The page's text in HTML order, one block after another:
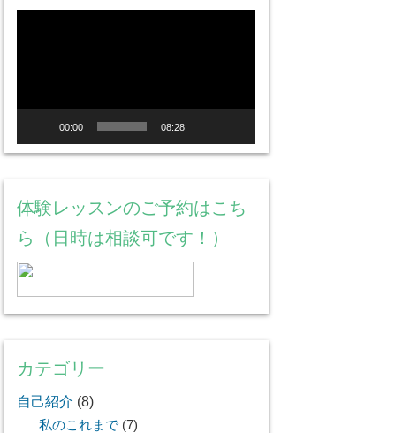
ヤ
00:00 08:28
体験レッスンのご予約はこち
ら（日時は相談可です！）
カテゴリー
自己紹介 (8)
私のこれまで (7)